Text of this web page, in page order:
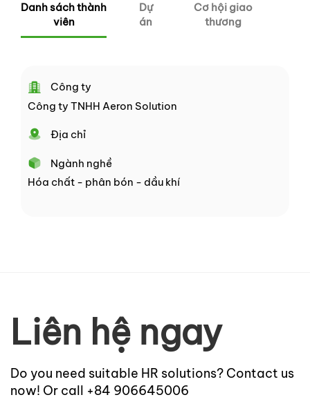
Danh sách thành
viên
Dự
án
Cơ hội giao
thương
Công ty
Công ty TNHH Aeron Solution
Địa chỉ
Ngành nghề
Hóa chất - phân bón - dầu khí
Liên hệ ngay
Do you need suitable HR solutions? Contact us
now! Or call +84 906645006